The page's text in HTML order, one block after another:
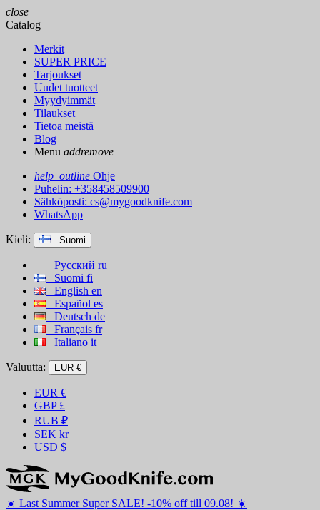
close
Catalog
Merkit
SUPER PRICE
Tarjoukset
Uudet tuotteet
Myydyimmät
Tilaukset
Tietoa meistä
Blog
Menu addremove
help_outline Ohje
Puhelin: +358458509900
Sähköposti: cs@mygoodknife.com
WhatsApp
Kieli: Suomi
Русский ru
Suomi fi
English en
Español es
Deutsch de
Français fr
Italiano it
Valuutta: EUR €
EUR €
GBP £
RUB ₽
SEK kr
USD $
☀️ ️Last Summer Super SALE! -10% off till 09.08! ☀️